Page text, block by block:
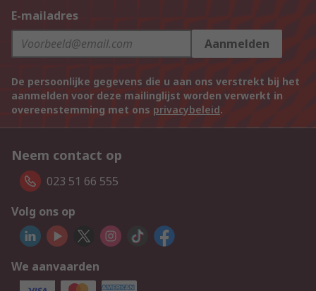
E-mailadres
Aanmelden
De persoonlijke gegevens die u aan ons verstrekt bij het
aanmelden voor deze mailinglijst worden verwerkt in
overeenstemming met ons privacybeleid.
Neem contact op
023 51 66 555
Volg ons op
We aanvaarden